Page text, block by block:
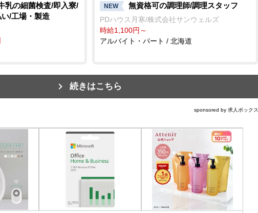
乳の細菌検査/即入寮/
/工場・製造
NEW 無資格可の調理師/調理スタッフ
PDハウス月寒/株式会社サンウェルズ
時給1,100円～
アルバイト・パート / 北海道
続きはこちら
sponsored by 求人ボックス